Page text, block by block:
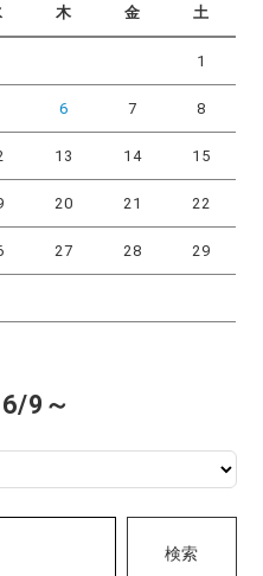
木 金 土
1
6 7 8
13 14 15
20 21 22
27 28 29
9～
検索